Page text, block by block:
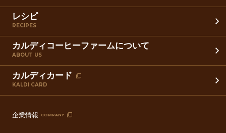
レシピ
RECIPES
カルディコーヒーファームについて
ABOUT US
カルディカード
KALDI CARD
企業情報 COMPANY